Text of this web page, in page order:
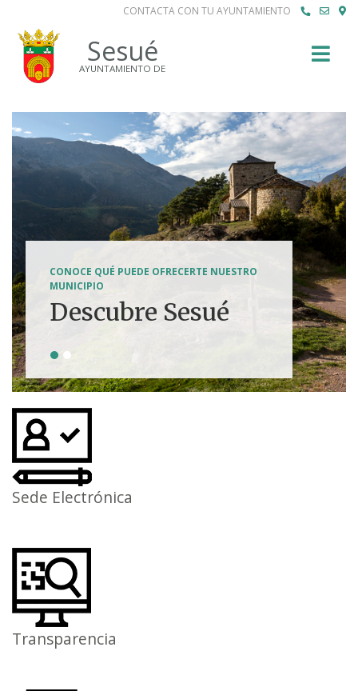
CONTACTA CON TU AYUNTAMIENTO
Sesué
AYUNTAMIENTO DE
CONOCE QUÉ PUEDE OFRECERTE NUESTRO
MUNICIPIO
Descubre Sesué
Tierra de
aventuras
Sede Electrónica
Transparencia